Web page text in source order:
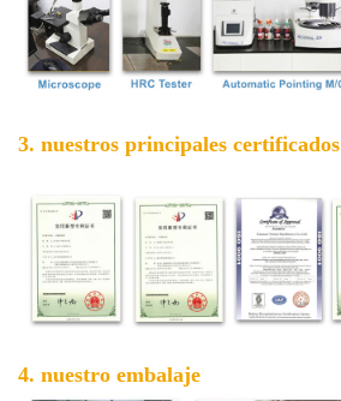
3. nuestros principales certificados
4. nuestro embalaje